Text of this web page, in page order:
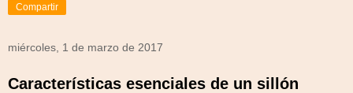
Compartir
miércoles, 1 de marzo de 2017
Características esenciales de un sillón